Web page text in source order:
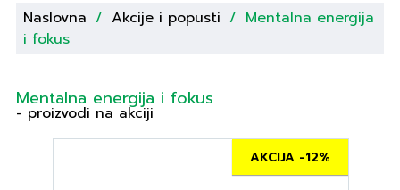
Naslovna / Akcije i popusti / Mentalna energija
i fokus
Mentalna energija i fokus
- proizvodi na akciji
AKCIJA -12%